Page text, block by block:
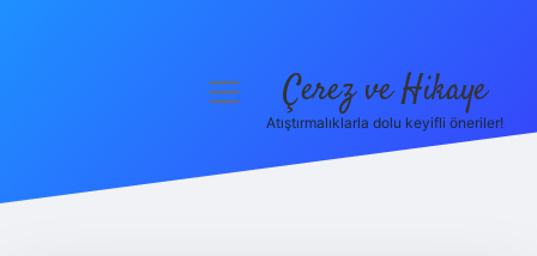
menüyü Çerez ve Hikaye
Atıştırmalıklarla dolu keyifli öneriler!